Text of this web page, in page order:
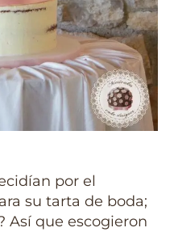
por el
su tarta de boda;
Así que escogieron